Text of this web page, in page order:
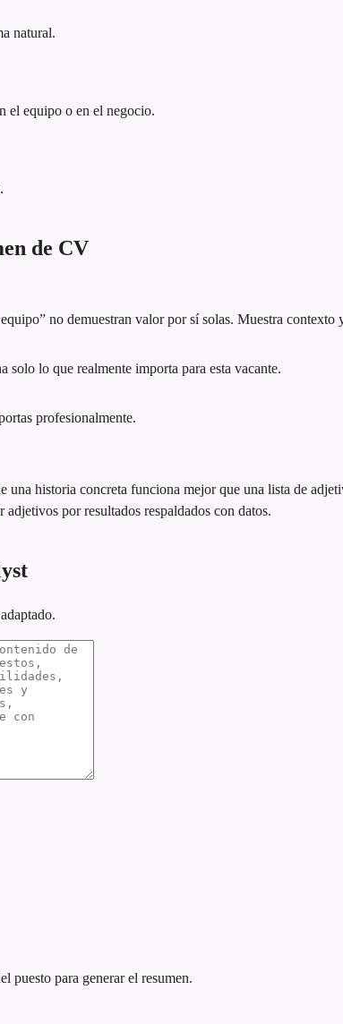
natural.
el equipo o en el negocio.
de CV
no demuestran valor por sí solas. Muestra contexto
solo lo que realmente importa para esta vacante.
profesionalmente.
una historia concreta funciona mejor que una lista de
adjetivos por resultados respaldados con datos.
puesto para generar el resumen.